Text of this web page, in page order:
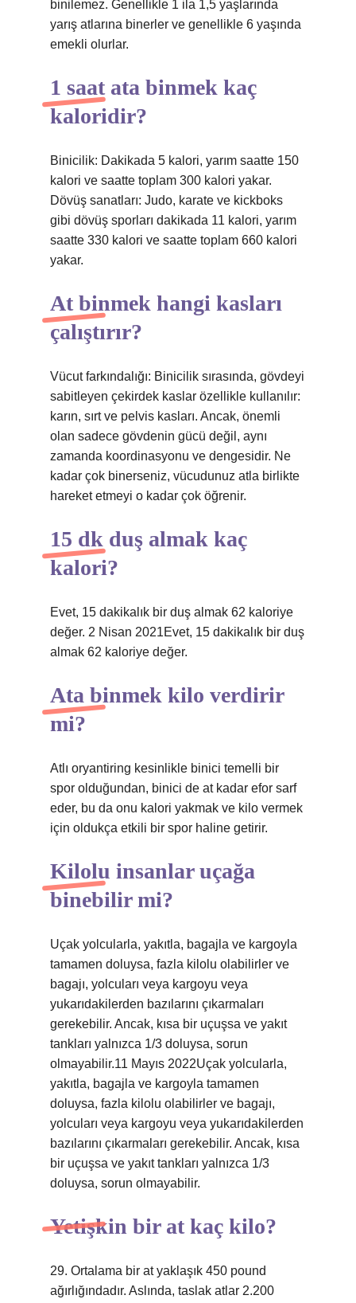
binilemez. Genellikle 1 ila 1,5 yaşlarında
yarış atlarına binerler ve genellikle 6 yaşında
emekli olurlar.
1 saat ata binmek kaç
kaloridir?
Binicilik: Dakikada 5 kalori, yarım saatte 150
kalori ve saatte toplam 300 kalori yakar.
Dövüş sanatları: Judo, karate ve kickboks
gibi dövüş sporları dakikada 11 kalori, yarım
saatte 330 kalori ve saatte toplam 660 kalori
yakar.
At binmek hangi kasları
çalıştırır?
Vücut farkındalığı: Binicilik sırasında, gövdeyi
sabitleyen çekirdek kaslar özellikle kullanılır:
karın, sırt ve pelvis kasları. Ancak, önemli
olan sadece gövdenin gücü değil, aynı
zamanda koordinasyonu ve dengesidir. Ne
kadar çok binerseniz, vücudunuz atla birlikte
hareket etmeyi o kadar çok öğrenir.
15 dk duş almak kaç
kalori?
Evet, 15 dakikalık bir duş almak 62 kaloriye
değer. 2 Nisan 2021Evet, 15 dakikalık bir duş
almak 62 kaloriye değer.
Ata binmek kilo verdirir
mi?
Atlı oryantiring kesinlikle binici temelli bir
spor olduğundan, binici de at kadar efor sarf
eder, bu da onu kalori yakmak ve kilo vermek
için oldukça etkili bir spor haline getirir.
Kilolu insanlar uçağa
binebilir mi?
Uçak yolcularla, yakıtla, bagajla ve kargoyla
tamamen doluysa, fazla kilolu olabilirler ve
bagajı, yolcuları veya kargoyu veya
yukarıdakilerden bazılarını çıkarmaları
gerekebilir. Ancak, kısa bir uçuşsa ve yakıt
tankları yalnızca 1/3 doluysa, sorun
olmayabilir.11 Mayıs 2022Uçak yolcularla,
yakıtla, bagajla ve kargoyla tamamen
doluysa, fazla kilolu olabilirler ve bagajı,
yolcuları veya kargoyu veya yukarıdakilerden
bazılarını çıkarmaları gerekebilir. Ancak, kısa
bir uçuşsa ve yakıt tankları yalnızca 1/3
doluysa, sorun olmayabilir.
Yetişkin bir at kaç kilo?
29. Ortalama bir at yaklaşık 450 pound
ağırlığındadır. Aslında, taslak atlar 2.200